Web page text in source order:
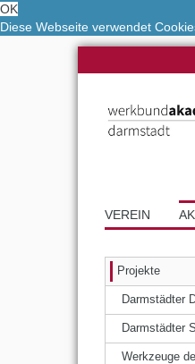
OK
Diese Webseite verwendet
VEREIN
Projekte
Darmstädter
Darmstädter
Werkzeuge